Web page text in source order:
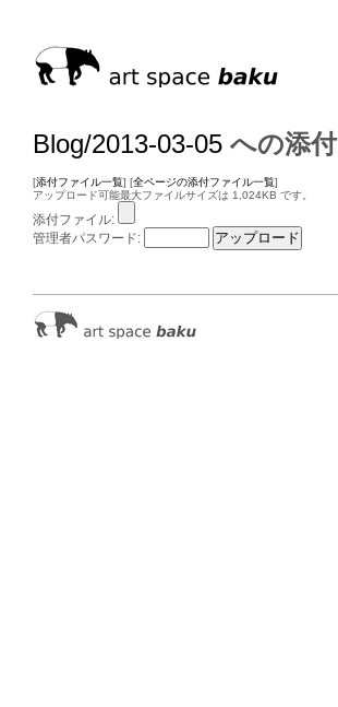
Blog/2013-03-05 への添付
[添付ファイル一覧] [全ページの添付ファイル一覧]
アップロード可能最大ファイルサイズは 1,024KB です。
添付ファイル:
管理者パスワード: